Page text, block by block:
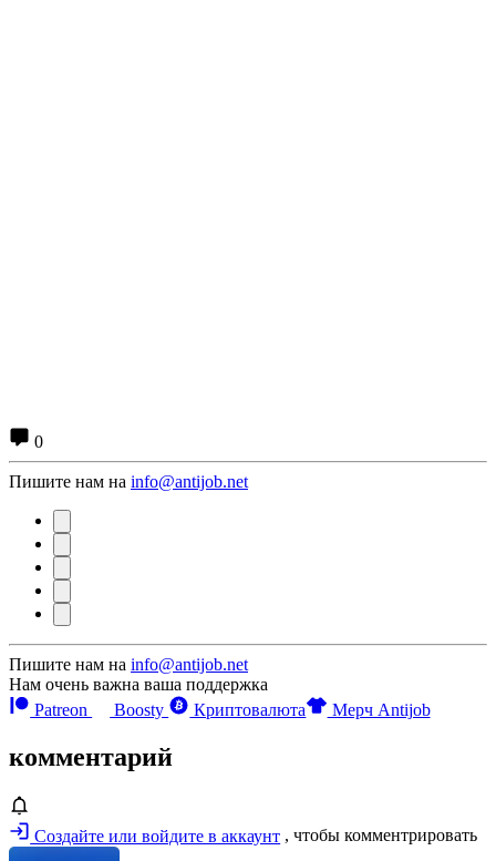
0
Пишите нам на info@antijob.net
Пишите нам на info@antijob.net
Нам очень важна ваша поддержка
Patreon
Boosty Криптовалюта Мерч Antijob
комментарий
Создайте или войдите в аккаунт , чтобы комментрировать